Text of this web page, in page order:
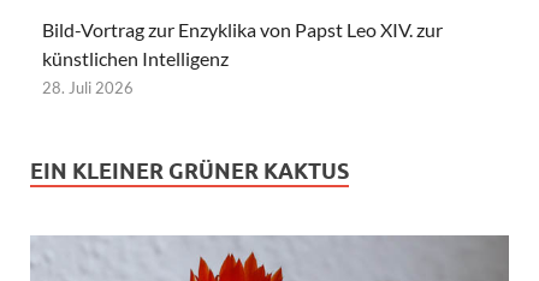
Bild-Vortrag zur Enzyklika von Papst Leo XIV. zur
künstlichen Intelligenz
28. Juli 2026
EIN KLEINER GRÜNER KAKTUS